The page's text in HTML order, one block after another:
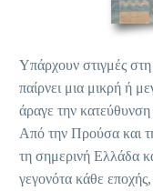
Υπάρχουν στιγμές
παίρνει μια μικρή ή
άραγε την
Από την Προύσα και
τη σημερινή Ελλάδα
γεγονότα κάθε